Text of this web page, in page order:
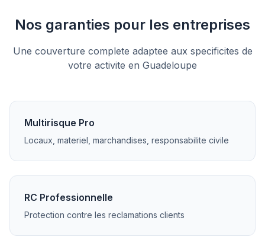
Nos garanties pour les entreprises
Une couverture complete adaptee aux specificites de
votre activite en Guadeloupe
Multirisque Pro
Locaux, materiel, marchandises, responsabilite civile
RC Professionnelle
Protection contre les reclamations clients